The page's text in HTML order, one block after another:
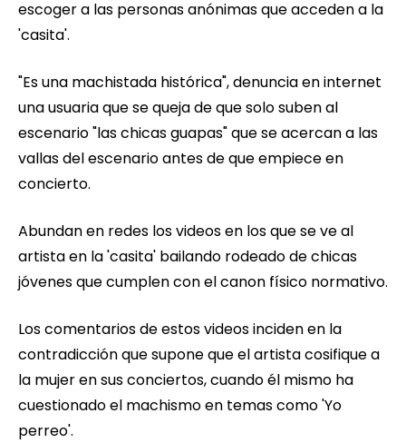
escoger a las personas anónimas que acceden a la
'casita'.
"Es una machistada histórica", denuncia en internet
una usuaria que se queja de que solo suben al
escenario "las chicas guapas" que se acercan a las
vallas del escenario antes de que empiece en
concierto.
Abundan en redes los videos en los que se ve al
artista en la 'casita' bailando rodeado de chicas
jóvenes que cumplen con el canon físico normativo.
Los comentarios de estos videos inciden en la
contradicción que supone que el artista cosifique a
la mujer en sus conciertos, cuando él mismo ha
cuestionado el machismo en temas como 'Yo
perreo'.